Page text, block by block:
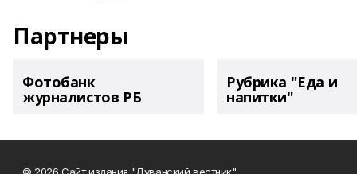
Партнеры
Фотобанк
журналистов РБ
Рубрика "Еда и
напитки"